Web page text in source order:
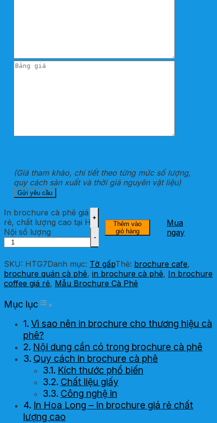
(Giá tham khảo, chi tiết theo từng mức số lượng,
quy cách sản xuất và thời giá nguyên vật liệu)
In brochure cà phê giá
rẻ, chất lượng cao tại Hà
Nội số lượng
Thêm vào
giỏ hàng
Mua
ngay
SKU: HTG7Danh mục: Tờ gấpThẻ: brochure cafe,
brochure quán cà phê, in brochure cà phê, In brochure
coffee giá rẻ, Mẫu Brochure Cà Phê
Mục lục Toggle Table of Content
Vì sao nên in brochure cho thương hiệu cà
phê?
Nội dung cần có trong brochure cà phê
Quy cách in brochure cà phê
Kích thước phổ biến
Chất liệu giấy
Công nghệ in
In Hoa Long – In brochure giá rẻ chất
lượng cao